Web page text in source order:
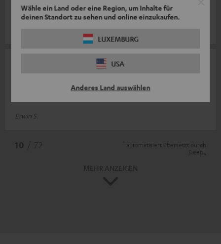
Wähle ein Land oder eine Region, um Inhalte für
deinen Standort zu sehen und online einzukaufen.
LUXEMBURG
USA
Anderes Land auswählen
Bestellungen
Komplette Bewertung lesen
Erwin S.